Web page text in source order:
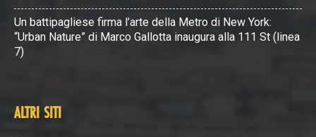
Un battipagliese firma l’arte della Metro di New York:
“Urban Nature” di Marco Gallotta inaugura alla 111 St (linea
7)
ALTRI SITI